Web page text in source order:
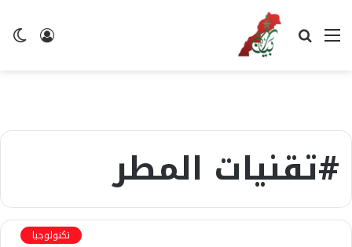
تسجيل
القائمة بحث
#تقنيات المطر
تكنولوجيا